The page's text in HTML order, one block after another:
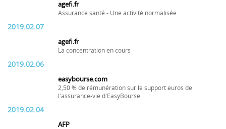
agefi.fr
Assurance santé - Une activité normalisée
2019.02.07
agefi.fr
La concentration en cours
2019.02.06
easybourse.com
2,50 % de rémunération sur le support euros de
l'assurance-vie d'EasyBourse
2019.02.04
AFP